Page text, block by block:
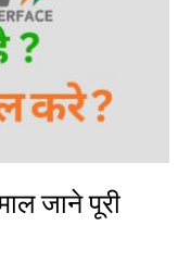
जाने पूरी